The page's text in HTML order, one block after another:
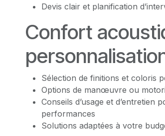
Devis clair et planification
Confort
Sélection de finitions et coloris
Options de manœuvre ou
Conseils d’usage et d’entretien
performances
Solutions adaptées à votre